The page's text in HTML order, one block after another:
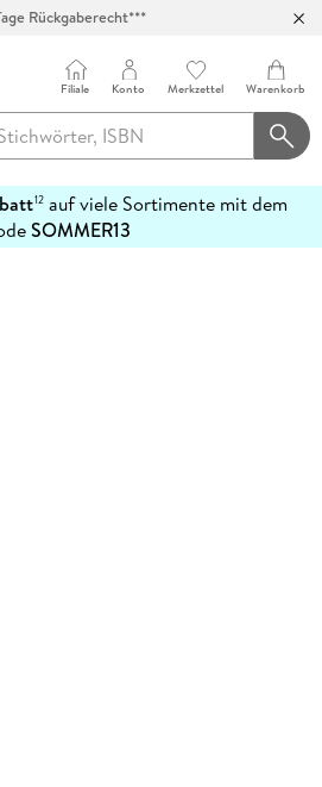
Rückgaberecht***
Filiale Konto Merkzettel Warenkorb
12auf viele Sortimente mit dem
SOMMER13